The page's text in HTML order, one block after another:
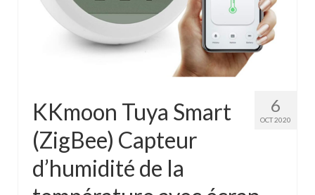
6
OCT 2020
KKmoon Tuya Smart
(ZigBee) Capteur
d’humidité de la